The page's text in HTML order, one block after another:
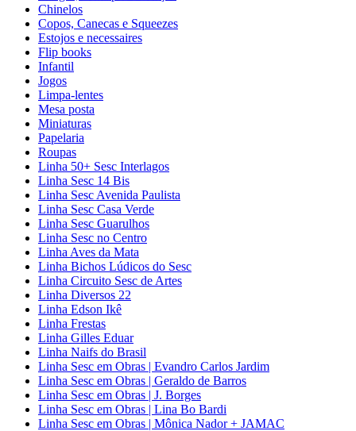
Chinelos
Copos, Canecas e Squeezes
Estojos e necessaires
Flip books
Infantil
Jogos
Limpa-lentes
Mesa posta
Miniaturas
Papelaria
Roupas
Linha 50+ Sesc Interlagos
Linha Sesc 14 Bis
Linha Sesc Avenida Paulista
Linha Sesc Casa Verde
Linha Sesc Guarulhos
Linha Sesc no Centro
Linha Aves da Mata
Linha Bichos Lúdicos do Sesc
Linha Circuito Sesc de Artes
Linha Diversos 22
Linha Edson Ikê
Linha Frestas
Linha Gilles Eduar
Linha Naifs do Brasil
Linha Sesc em Obras | Evandro Carlos Jardim
Linha Sesc em Obras | Geraldo de Barros
Linha Sesc em Obras | J. Borges
Linha Sesc em Obras | Lina Bo Bardi
Linha Sesc em Obras | Mônica Nador + JAMAC